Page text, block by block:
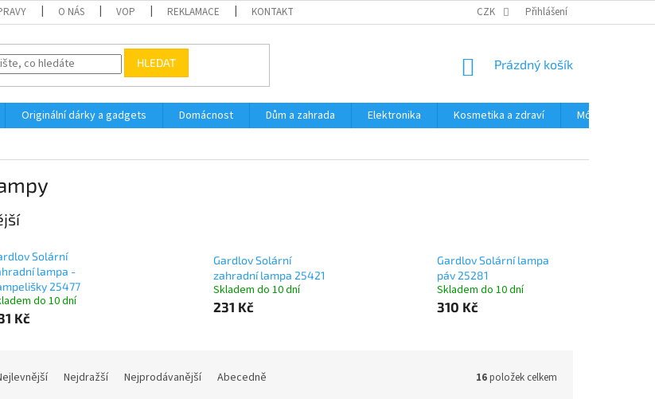
O NÁS VOP REKLAMACE KONTAKT PODMÍNKY OCHRANY OSOBNÍCH ÚDAJŮ ČASTÉ DOTAZY A
CZK Přihlášení
HLEDAT
NÁKUPNÍ
Prázdný košík
Originální dárky a gadgets Domácnost Dům a zahrada Elektronika Kosmetika a zdraví Móda
Solární
lampa -
25477
do 10 dní
Kč
Gardlov Solární
zahradní lampa 25421
Skladem do 10 dní
231 Kč
Gardlov Solární lampa
páv 25281
Skladem do 10 dní
310 Kč
Nejdražší Nejprodávanější Abecedně 16položek celkem